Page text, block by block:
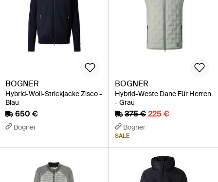
BOGNER
Hybrid-Woll-Strickjacke Zisco -
Blau
650 €
Bogner
BOGNER
Hybrid-Weste Dane Für Herren
- Grau
375 €225 €
Bogner
SALE